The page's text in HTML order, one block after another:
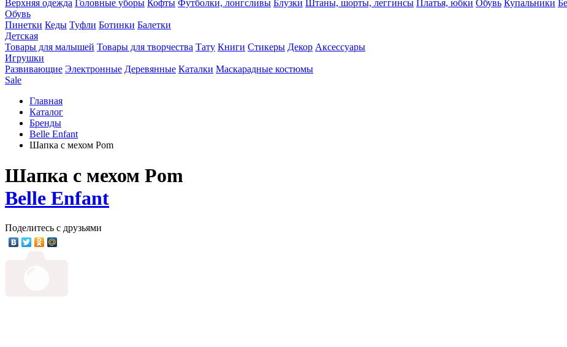
Верхняя одежда Головные уборы Кофты Футболки, лонгсливы Блузки Штаны, шорты, леггинсы Платья, юбки Обувь Купальники
Обувь
Пинетки Кеды Туфли Ботинки Балетки
Детская
Товары для малышей Товары для творчества Тату Книги Стикеры Декор Аксессуары
Игрушки
Развивающие Электронные Деревянные Каталки Маскарадные костюмы
Sale
Главная
Каталог
Бренды
Belle Enfant
Шапка с мехом Pom
Шапка с мехом Pom
Belle Enfant
Поделитесь с друзьями